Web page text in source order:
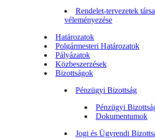
Rendelet-tervezetek
véleményezése
Határozatok
Polgármesteri Határozatok
Pályázatok
Közbeszerzések
Bizottságok
Pénzügyi Bizottság
Pénzügyi
Dokumentumok
Jogi és Ügyrendi